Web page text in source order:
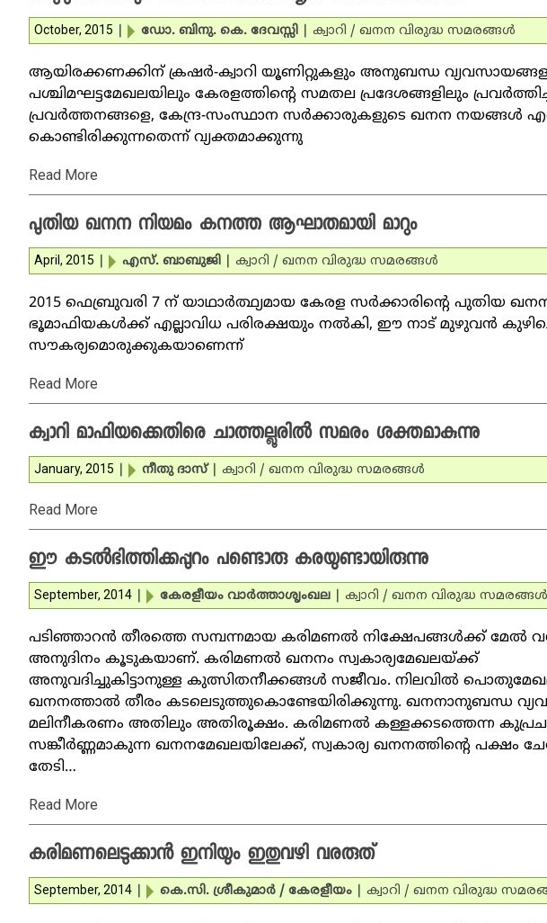
October, 2015 ഡോ. ബിനു. കെ. ദേവസ്സി ക്വാറി / ഖനന വിരുദ്ധ സമരങ്ങള്‍
ആയിരക്കണക്കിന് ക്രഷര്‍-ക്വാറി യൂണിറ്റുകളും അനുബന്ധ
പശ്ചിമഘട്ടമേഖലയിലും കേരളത്തിന്റെ സമതല പ്രദേശങ്ങളിലും
പ്രവര്‍ത്തനങ്ങളെ, കേന്ദ്ര-സംസ്ഥാന സര്‍ക്കാരുകളുടെ ഖനന നയങ്ങള്‍
കൊണ്ടിരിക്കുന്നതെന്ന് വ്യക്തമാക്കുന്നു
Read More
പുതിയ ഖനന നിയമം കനത്ത ആഘാതമായി മാറും
April, 2015 എസ്. ബാബുജി ക്വാറി / ഖനന വിരുദ്ധ സമരങ്ങള്‍
2015 ഫെബ്രുവരി 7 ന് യാഥാര്‍ത്ഥ്യമായ കേരള സര്‍ക്കാരിന്റെ പുതിയ
ഭൂമാഫിയകള്‍ക്ക് എല്ലാവിധ പരിരക്ഷയും നല്‍കി, ഈ നാട് മുഴുവന്‍
സൗകര്യമൊരുക്കുകയാണെന്ന്
Read More
ക്വാറി മാഫിയക്കെതിരെ ചാത്തല്ലൂരില്‍ സമരം ശക്തമാകുന്നു
January, 2015 നീതു ദാസ്‌ ക്വാറി / ഖനന വിരുദ്ധ സമരങ്ങള്‍
Read More
ഈ കടല്‍ഭിത്തിക്കപ്പുറം പണ്ടൊരു കരയുണ്ടായിരുന്നു
September, 2014 കേരളീയം വാര്‍ത്താശൃംഖല ക്വാറി / ഖനന വിരുദ്ധ സമരങ്ങള്‍
പടിഞ്ഞാറന്‍ തീരത്തെ സമ്പന്നമായ കരിമണല്‍ നിക്ഷേപങ്ങള്‍ക്ക് മേല്‍
അനുദിനം കൂടുകയാണ്. കരിമണല്‍ ഖനനം സ്വകാര്യമേഖലയ്ക്ക്
അനുവദിച്ചുകിട്ടാനുള്ള കുത്സിതനീക്കങ്ങള്‍ സജീവം. നിലവില്‍
ഖനനത്താല്‍ തീരം കടലെടുത്തുകൊണ്ടേയിരിക്കുന്നു. ഖനനാനുബന്ധ
മലിനീകരണം അതിലും അതിരൂക്ഷം. കരിമണല്‍ കള്ളക്കടത്തെന്ന
സങ്കീര്‍ണ്ണമാകുന്ന ഖനനമേഖലയിലേക്ക്, സ്വകാര്യ ഖനനത്തിന്റെ
തേടി…
Read More
കരിമണലെടുക്കാന്‍ ഇനിയും ഇതുവഴി വരരുത്
September, 2014 കെ.സി. ശ്രീകുമാര്‍ / കേരളീയം ക്വാറി / ഖനന വിരുദ്ധ